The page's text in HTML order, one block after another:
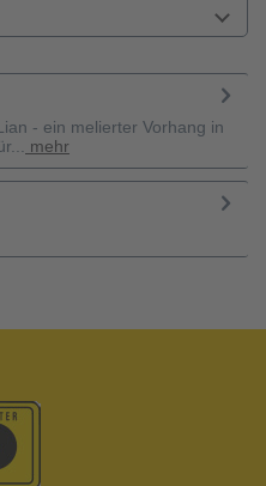
- ein melierter Vorhang in
mehr